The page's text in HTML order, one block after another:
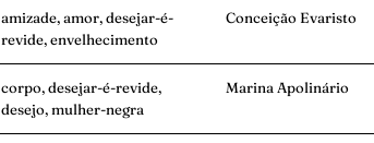
amizade, amor, desejar-é-
revide, envelhecimento
Conceição Evaristo
corpo, desejar-é-revide,
desejo, mulher-negra
Marina Apolinário